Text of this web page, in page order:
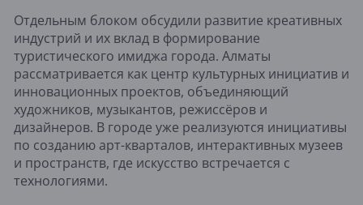
Отдельным блоком обсудили развитие креативных
индустрий и их вклад в формирование
туристического имиджа города. Алматы
рассматривается как центр культурных инициатив и
инновационных проектов, объединяющий
художников, музыкантов, режиссёров и
дизайнеров. В городе уже реализуются инициативы
по созданию арт-кварталов, интерактивных музеев
и пространств, где искусство встречается с
технологиями.